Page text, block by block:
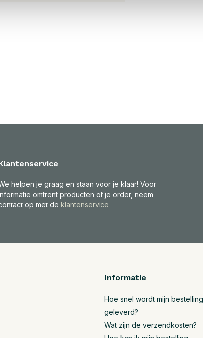
helpen je graag en staan voor je klaar! Voor
omtrent producten of je order, neem
op met de klantenservice
Informatie
Hoe snel wordt mijn bestelling
geleverd?
Wat zijn de verzendkosten?